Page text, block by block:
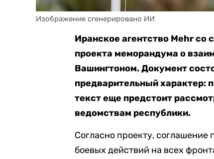
Изображение сгенерировано ИИ
Иранское агентство Mehr со
проекта меморандума о
Вашингтоном. Документ
предварительный характер:
текст еще предстоит
ведомствам республики.
Согласно проекту,
боевых действий на всех